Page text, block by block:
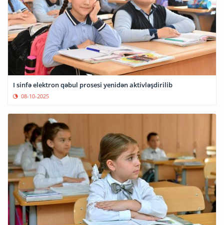
I sinfə elektron qəbul prosesi yenidən aktivləşdirilib
08-10-2025